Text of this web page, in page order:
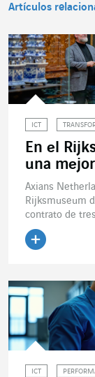
Artículos
ICT
En el
una
Axians
Rijksmuseum
contrato de
ICT